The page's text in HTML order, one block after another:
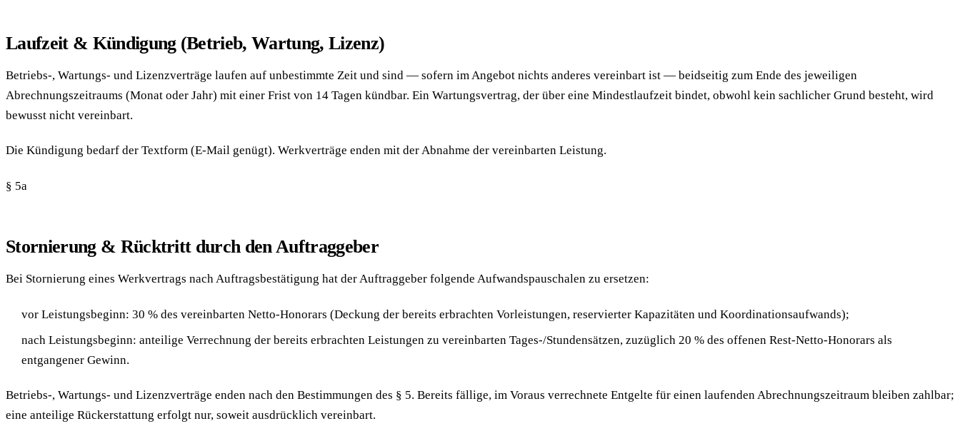
Laufzeit & Kündigung (Betrieb, Wartung, Lizenz)
Betriebs-, Wartungs- und Lizenzverträge laufen auf unbestimmte Zeit und sind — sofern im Angebot nichts anderes vereinbart ist — beidseitig zum Ende des jeweiligen
Abrechnungszeitraums (Monat oder Jahr) mit einer Frist von 14 Tagen kündbar. Ein Wartungsvertrag, der über eine Mindestlaufzeit bindet, obwohl kein sachlicher Grund besteht, wird
bewusst nicht vereinbart.
Die Kündigung bedarf der Textform (E-Mail genügt). Werkverträge enden mit der Abnahme der vereinbarten Leistung.
§ 5a
Stornierung & Rücktritt durch den Auftraggeber
Bei Stornierung eines Werkvertrags nach Auftragsbestätigung hat der Auftraggeber folgende Aufwandspauschalen zu ersetzen:
vor Leistungsbeginn: 30 % des vereinbarten Netto-Honorars (Deckung der bereits erbrachten Vorleistungen, reservierter Kapazitäten und Koordinations­aufwands);
nach Leistungsbeginn: anteilige Verrechnung der bereits erbrachten Leistungen zu vereinbarten Tages-/Stundensätzen, zuzüglich 20 % des offenen Rest-Netto-Honorars als
entgangener Gewinn.
Betriebs-, Wartungs- und Lizenzverträge enden nach den Bestimmungen des § 5. Bereits fällige, im Voraus verrechnete Entgelte für einen laufenden Abrechnungszeitraum bleiben zahlbar;
eine anteilige Rückerstattung erfolgt nur, soweit ausdrücklich vereinbart.